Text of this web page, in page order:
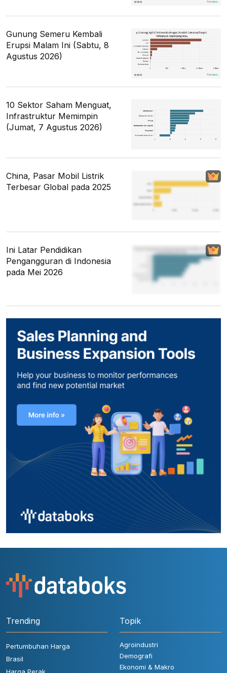
Gunung Semeru Kembali
Erupsi Malam Ini (Sabtu, 8
Agustus 2026)
10 Sektor Saham Menguat,
Infrastruktur Memimpin
(Jumat, 7 Agustus 2026)
China, Pasar Mobil Listrik
Terbesar Global pada 2025
Ini Latar Pendidikan
Pengangguran di Indonesia
pada Mei 2026
Trending
Pertumbuhan Harga
Brasil
Topik
Agroindustri
Demografi
Ekonomi & Makro